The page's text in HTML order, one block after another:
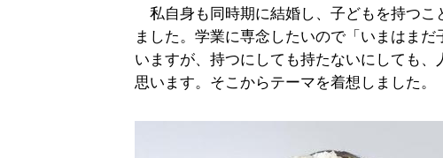
私自身も同時期に結婚し、子どもを持つこ
ました。学業に専念したいので「いまはま
いますが、持つにしても持たないにしても
思います。そこからテーマを着想しました。